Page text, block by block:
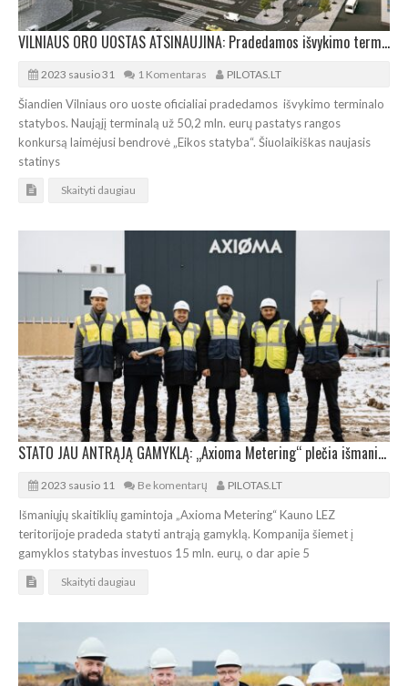
VILNIAUS ORO UOSTAS ATSINAUJINA: Pradedamos išvykimo terminalo statybos
2023 sausio 31 1 Komentaras PILOTAS.LT
Šiandien Vilniaus oro uoste oficialiai pradedamos išvykimo terminalo
statybos. Naująjį terminalą už 50,2 mln. eurų pastatys rangos
konkursą laimėjusi bendrovė „Eikos statyba“. Šiuolaikiškas naujasis
statinys
Skaityti daugiau
STATO JAU ANTRĄJĄ GAMYKLĄ: „Axioma Metering“ plečia išmaniųjų skaitiklių fabriką
2023 sausio 11 Be komentarų PILOTAS.LT
Išmaniųjų skaitiklių gamintoja „Axioma Metering“ Kauno LEZ
teritorijoje pradeda statyti antrąją gamyklą. Kompanija šiemet į
gamyklos statybas investuos 15 mln. eurų, o dar apie 5
Skaityti daugiau